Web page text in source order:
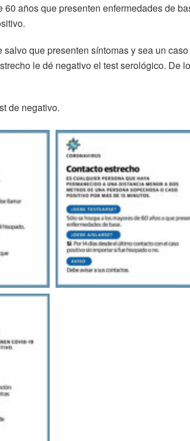
años que presenten enfermedades de
que presenten síntomas y sea un caso
le dé negativo el test serológico. De lo
de negativo.